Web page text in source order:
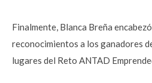
Finalmente, Blanca Breña
reconocimientos a los ganadores
lugares del Reto ANTAD